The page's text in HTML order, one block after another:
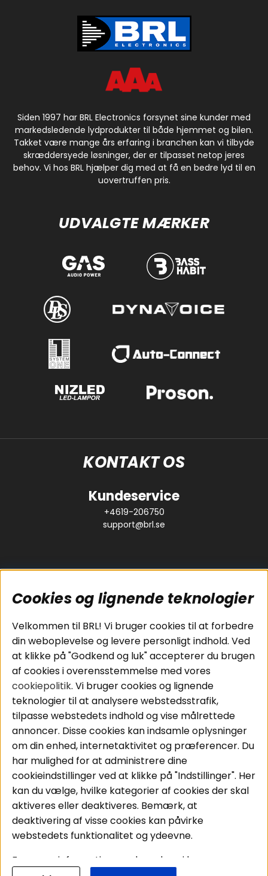
Siden 1997 har BRL Electronics forsynet sine kunder med
markedsledende lydprodukter til både hjemmet og bilen.
Takket være mange års erfaring i branchen kan vi tilbyde
skræddersyede løsninger, der er tilpasset netop jeres
behov. Vi hos BRL hjælper dig med at få en bedre lyd til en
uovertruffen pris.
UDVALGTE MÆRKER
KONTAKT OS
Kundeservice
+4619-206750
support@brl.se
Populære sider
Pakkeløsninger
Bilstereo
Højttalere
Forstærker
Smartphone
Tilbehør
Kabler
Kundeservice
Cookies
Handelsbetingelser
Personvernpolicy
Service / Garanti /
Retur
Områder
Bilstereo
Hjemmestereo
S
g på din bil
Følg os
Instagram
Facebook
Youtube
Cookies og lignende teknologier
Velkommen til BRL! Vi bruger cookies til at forbedre
din weboplevelse og levere personligt indhold. Ved
at klikke på "Godkend og luk" accepterer du brugen
af cookies i overensstemmelse med vores
cookiepolitik. Vi bruger cookies og lignende
teknologier til at analysere webstedsstrafik,
tilpasse webstedets indhold og vise målrettede
annoncer. Disse cookies kan indsamle oplysninger
om din enhed, internetaktivitet og præferencer. Du
har mulighed for at administrere dine
cookieindstillinger ved at klikke på "Indstillinger". Her
kan du vælge, hvilke kategorier af cookies der skal
aktiveres eller deaktiveres. Bemærk, at
deaktivering af visse cookies kan påvirke
webstedets funktionalitet og ydeevne.
For mere information om, hvordan vi bruger